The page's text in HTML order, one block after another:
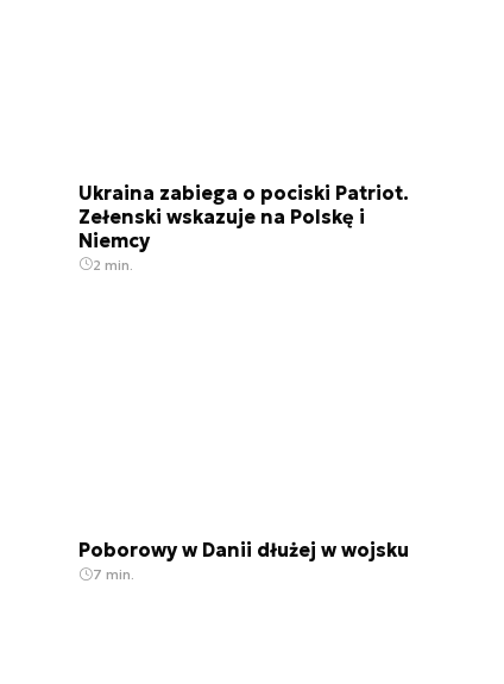
Ukraina zabiega o pociski Patriot.
Zełenski wskazuje na Polskę i
Niemcy
2 min.
Poborowy w Danii dłużej w wojsku
7 min.